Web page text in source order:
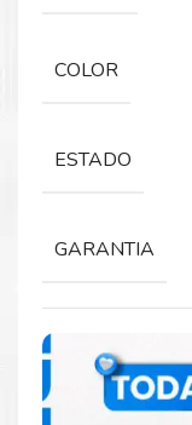
Comprar
para
COLOR
ESTADO
GARANTIA